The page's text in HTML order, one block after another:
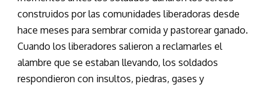
construidos por las comunidades liberadoras desde
hace meses para sembrar comida y pastorear ganado.
Cuando los liberadores salieron a reclamarles el
alambre que se estaban llevando, los soldados
respondieron con insultos, piedras, gases y